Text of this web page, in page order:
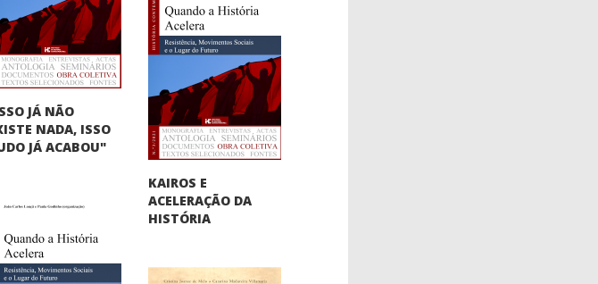
JÁ NÃO
NADA, ISSO
JÁ ACABOU"
KAIROS E
ACELERAÇÃO DA
HISTÓRIA